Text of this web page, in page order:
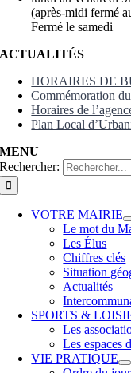
(après-midi fermé
Fermé le samedi
ACTUALITÉS
HORAIRES DE
Commémoration
Horaires de
Plan Local
MENU
Rechercher:
VOTRE MAIRIE
Le mot du
Les Élus
Chiffres clés
Situation
Actualités
SPORTS &
Les
Les espaces
VIE PRATIQUE